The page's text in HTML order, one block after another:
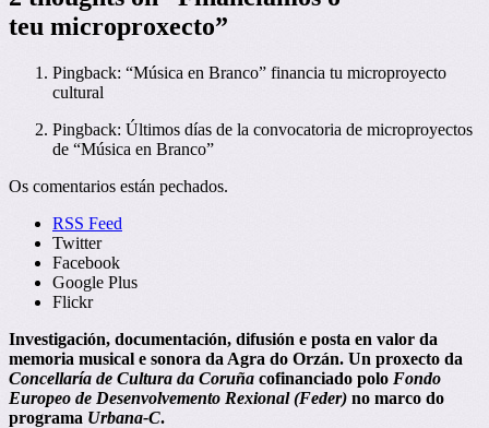
teu microproxecto”
Pingback: “Música en Branco” financia tu microproyecto
cultural
Pingback: Últimos días de la convocatoria de microproyectos
de “Música en Branco”
Os comentarios están pechados.
RSS Feed
Twitter
Facebook
Google Plus
Flickr
Investigación, documentación, difusión e posta en valor da
memoria musical e sonora da Agra do Orzán. Un proxecto da
Concellaría de Cultura da Coruña cofinanciado polo Fondo
Europeo de Desenvolvemento Rexional (Feder) no marco do
programa Urbana-C.